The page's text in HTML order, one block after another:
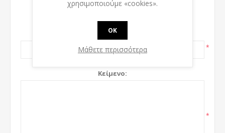
γράψουν σχόλια
Τίτλος:
*
Κείμενο:
*
χρησιμοποιούμε «cookies».
OK
Μάθετε περισσότερα